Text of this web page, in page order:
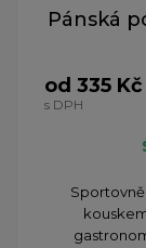
Pánská
od 335 Kč
s DPH